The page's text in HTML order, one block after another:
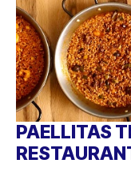
PAELLITAS